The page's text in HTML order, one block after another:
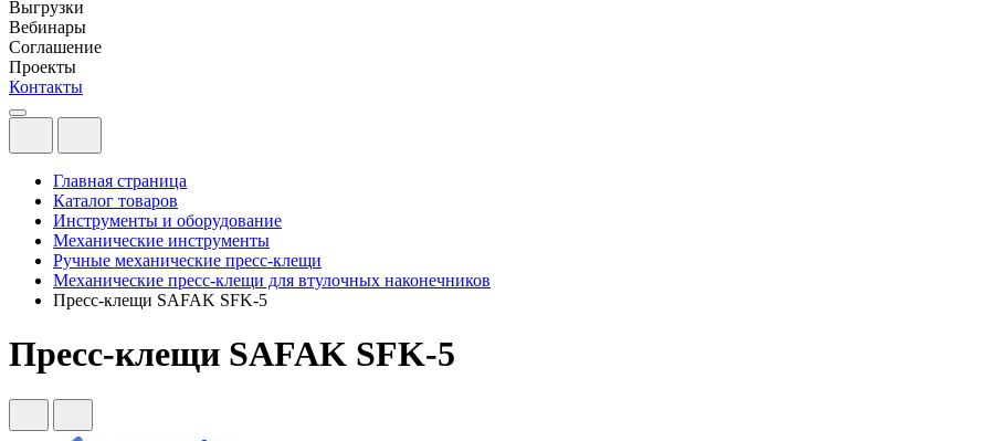
Выгрузки
Вебинары
Соглашение
Проекты
Контакты
Главная страница
Каталог товаров
Инструменты и оборудование
Механические инструменты
Ручные механические пресс-клещи
Механические пресс-клещи для втулочных наконечников
Пресс-клещи SAFAK SFK-5
Пресс-клещи SAFAK SFK-5